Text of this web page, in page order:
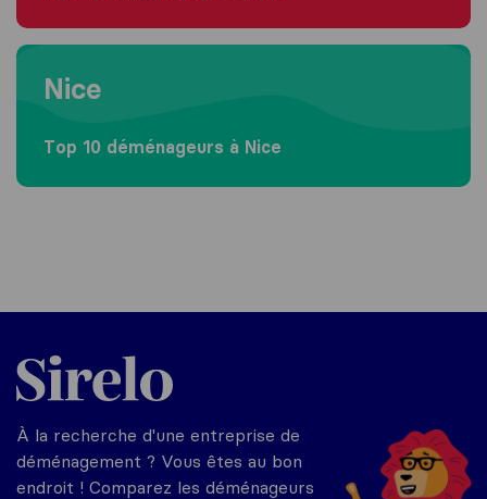
Moving to Nice
Nice
Top 10 déménageurs à Nice
Sirelo.fr
À la recherche d'une entreprise de
déménagement ? Vous êtes au bon
endroit ! Comparez les déménageurs